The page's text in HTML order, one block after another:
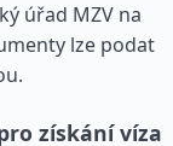
úřad MZV na
lze podat
získání víza